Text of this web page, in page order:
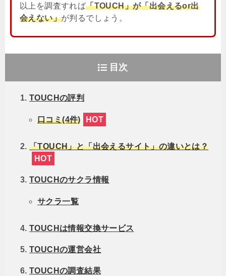
以上を調査すれば「TOUCH」が「出会えるor出
会えない」が判るでしょう。
目次
TOUCHの評判
口コミ(4件) HOT
「TOUCH」と「出会えるサイト」の違いとは？
HOT
TOUCHのサクラ情報
サクラ一覧
TOUCHは情報交換サービス
TOUCHの運営会社
TOUCHの調査結果